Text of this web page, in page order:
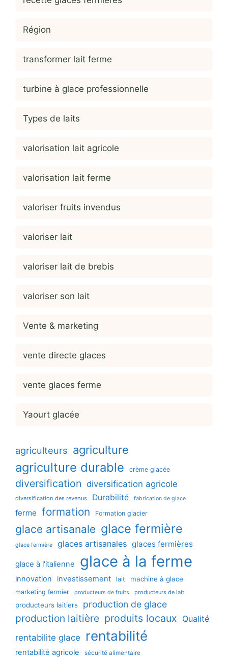
Région
transformer lait ferme
turbine à glace professionnelle
Types de laits
valorisation lait agricole
valorisation lait ferme
valoriser fruits invendus
valoriser lait
valoriser lait de brebis
valoriser son lait
Vente & marketing
vente directe glaces
vente glaces ferme
Yaourt glacée
agriculteurs agriculture
agriculture durable crème glacée
diversification diversification agricole
diversification des revenus Durabilité fabrication de glace
ferme formation Formation glacier
glace artisanale glace fermière
glace fermière glaces artisanales glaces fermières
glace à l'italienne glace à la ferme
innovation investissement lait machine à glace
marketing fermier producteurs de fruits producteurs de lait
producteurs laitiers production de glace
production laitière produits locaux Qualité
rentabilite glace
rentabilité
rentabilité agricole sécurité alimentaire